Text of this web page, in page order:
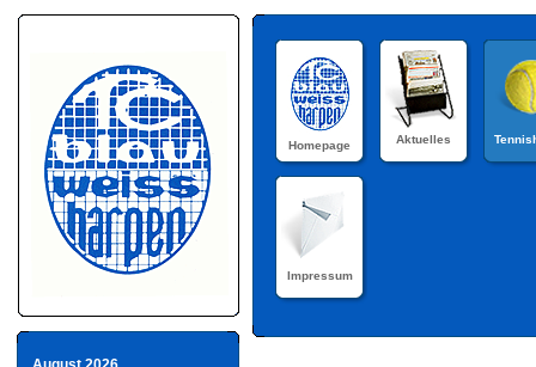
Homepage Aktuelles
Impressum